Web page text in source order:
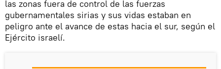
las zonas fuera de control de las fuerzas
gubernamentales sirias y sus vidas estaban en
peligro ante el avance de estas hacia el sur, según el
Ejército israelí.